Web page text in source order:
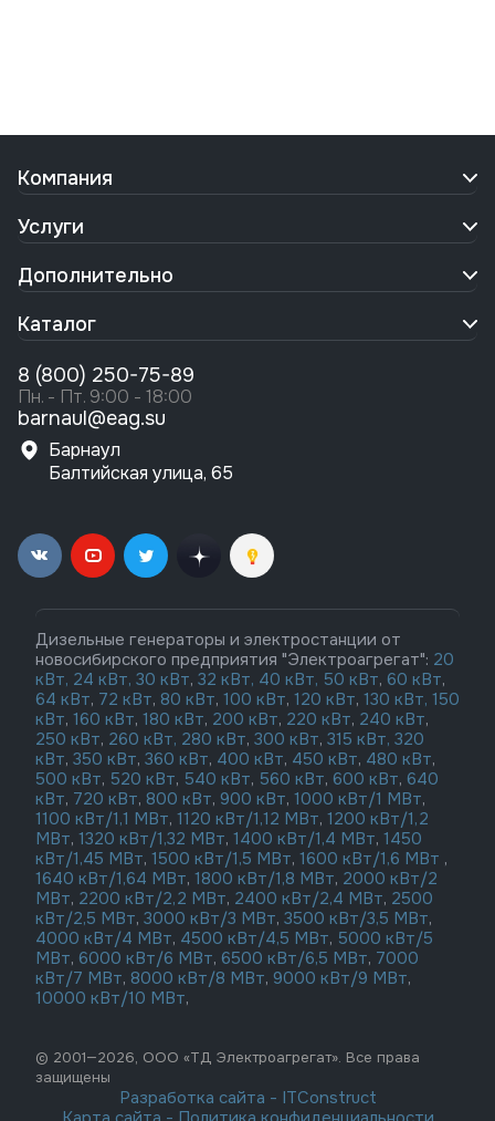
Компания
Услуги
Дополнительно
Каталог
8 (800) 250-75-89
Пн. - Пт. 9:00 - 18:00
barnaul@eag.su
Барнаул
Балтийская улица, 65
Дизельные генераторы и электростанции от
новосибирского предприятия "Электроагрегат": 20
кВт, 24 кВт, 30 кВт, 32 кВт, 40 кВт, 50 кВт, 60 кВт,
64 кВт, 72 кВт, 80 кВт, 100 кВт, 120 кВт, 130 кВт, 150
кВт, 160 кВт, 180 кВт, 200 кВт, 220 кВт, 240 кВт,
250 кВт, 260 кВт, 280 кВт, 300 кВт, 315 кВт, 320
кВт, 350 кВт, 360 кВт, 400 кВт, 450 кВт, 480 кВт,
500 кВт, 520 кВт, 540 кВт, 560 кВт, 600 кВт, 640
кВт, 720 кВт, 800 кВт, 900 кВт, 1000 кВт/1 МВт,
1100 кВт/1,1 МВт, 1120 кВт/1,12 МВт, 1200 кВт/1,2
МВт, 1320 кВт/1,32 МВт, 1400 кВт/1,4 МВт, 1450
кВт/1,45 МВт, 1500 кВт/1,5 МВт, 1600 кВт/1,6 МВт ,
1640 кВт/1,64 МВт, 1800 кВт/1,8 МВт, 2000 кВт/2
МВт, 2200 кВт/2,2 МВт, 2400 кВт/2,4 МВт, 2500
кВт/2,5 МВт, 3000 кВт/3 МВт, 3500 кВт/3,5 МВт,
4000 кВт/4 МВт, 4500 кВт/4,5 МВт, 5000 кВт/5
МВт, 6000 кВт/6 МВт, 6500 кВт/6,5 МВт, 7000
кВт/7 МВт, 8000 кВт/8 МВт, 9000 кВт/9 МВт,
10000 кВт/10 МВт,
© 2001—2026, ООО «ТД Электроагрегат». Все права
защищены
Разработка сайта - ITConstruct